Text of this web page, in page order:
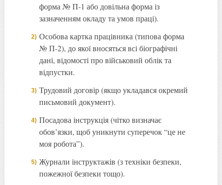
форма № П-1 або довільна форма із
зазначенням окладу та умов праці).
Особова картка працівника (типова форма
№ П-2), до якої вносяться всі біографічні
дані, відомості про військовий облік та
відпустки.
Трудовий договір (якщо укладався окремий
письмовий документ).
Посадова інструкція (чітко визначає
обов’язки, щоб уникнути суперечок “це не
моя робота”).
Журнали інструктажів (з техніки безпеки,
пожежної безпеки тощо).